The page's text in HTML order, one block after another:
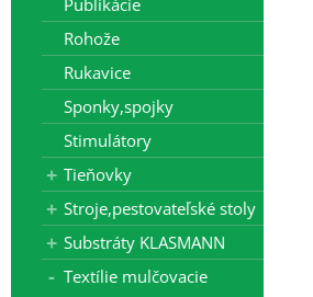
Publikácie
Rohože
Rukavice
Sponky,spojky
Stimulátory
Tieňovky
Stroje,pestovateľské stoly
Substráty KLASMANN
Textílie mulčovacie